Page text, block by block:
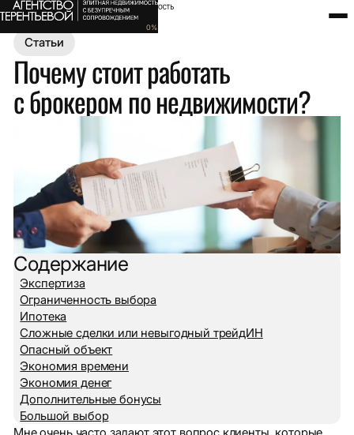
0%
Главная Полезное Статьи Почему стоит работать с
Статьи
Почему стоит работать
с брокером по недвижимости?
Содержание
Экспертиза
Ограниченность выбора
Ипотека
Сложные сделки или невыгодный трейдИН
Опасный объект
Экономия времени
Экономия денег
Дополнительные бонусы
Большой выбор